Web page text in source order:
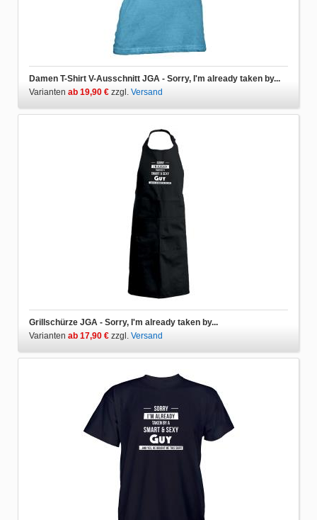
Damen T-Shirt V-Ausschnitt JGA - Sorry, I'm already taken by...
Varianten ab 19,90 € zzgl. Versand
Grillschürze JGA - Sorry, I'm already taken by...
Varianten ab 17,90 € zzgl. Versand